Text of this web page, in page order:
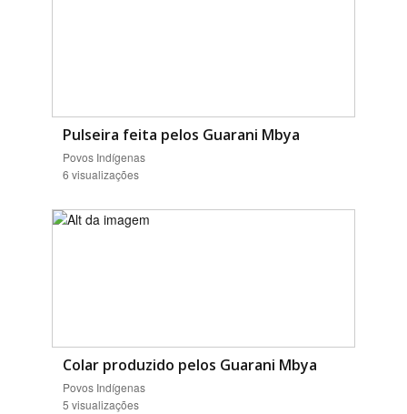
Pulseira feita pelos Guarani Mbya
Povos Indígenas
6 visualizações
Colar produzido pelos Guarani Mbya
Povos Indígenas
5 visualizações